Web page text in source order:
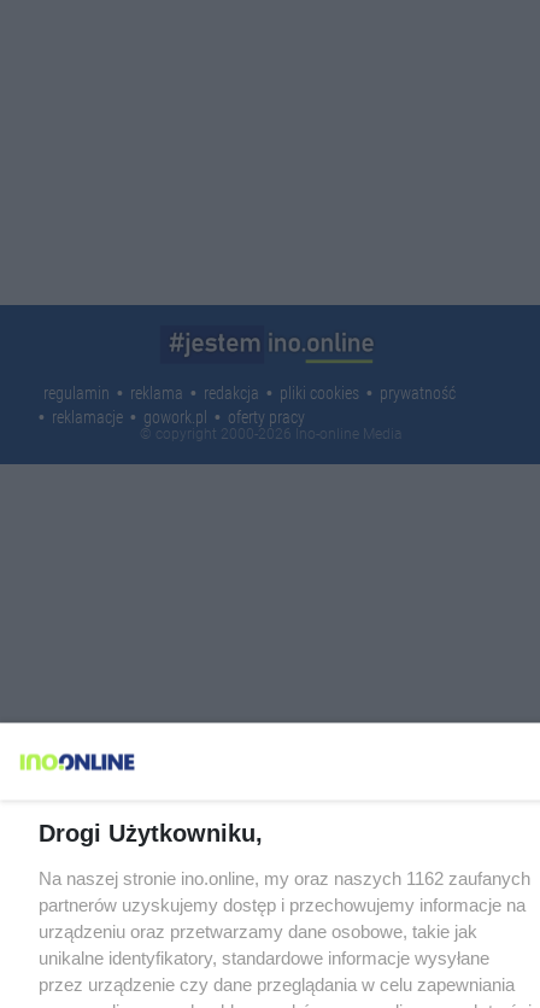
regulamin reklama redakcja pliki cookies
prywatność
reklamacje
gowork.pl oferty pracy
© copyright 2000-2026 Ino-online Media
Drogi Użytkowniku,
Na naszej stronie ino.online, my oraz naszych 1162 zaufanych
partnerów uzyskujemy dostęp i przechowujemy informacje na
urządzeniu oraz przetwarzamy dane osobowe, takie jak
unikalne identyfikatory, standardowe informacje wysyłane
przez urządzenie czy dane przeglądania w celu zapewniania